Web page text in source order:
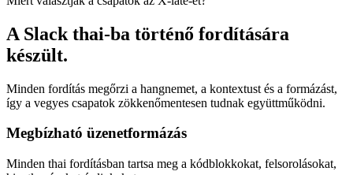
A Slack thai-ba történő fordítására
készült.
Minden fordítás megőrzi a hangnemet, a kontextust és a formázást,
így a vegyes csapatok zökkenőmentesen tudnak együttműködni.
Megbízható üzenetformázás
Minden thai fordításban tartsa meg a kódblokkokat, felsorolásokat,